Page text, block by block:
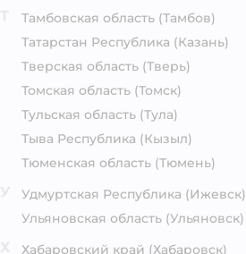
Тамбовская область (Тамбов)
Татарстан Республика (Казань)
Тверская область (Тверь)
Томская область (Томск)
Тульская область (Тула)
Тыва Республика (Кызыл)
Тюменская область (Тюмень)
Удмуртская Республика (Ижевск)
Ульяновская область (Ульяновск)
Хабаровский край (Хабаровск)